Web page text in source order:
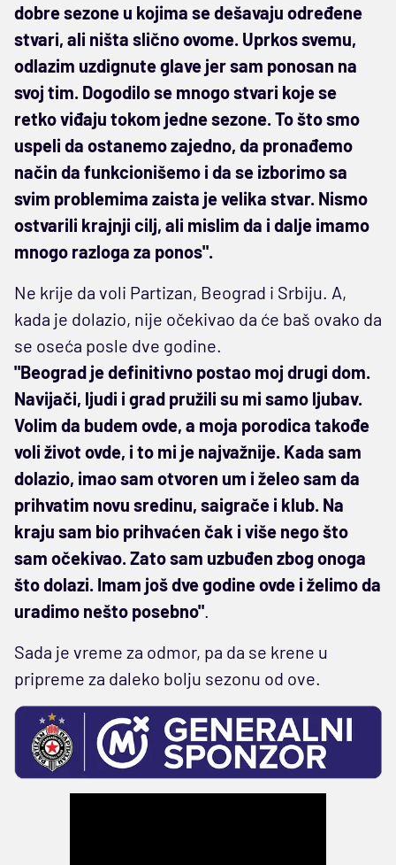
dobre sezone u kojima se dešavaju određene
stvari, ali ništa slično ovome. Uprkos svemu,
odlazim uzdignute glave jer sam ponosan na
svoj tim. Dogodilo se mnogo stvari koje se
retko viđaju tokom jedne sezone. To što smo
uspeli da ostanemo zajedno, da pronađemo
način da funkcionišemo i da se izborimo sa
svim problemima zaista je velika stvar. Nismo
ostvarili krajnji cilj, ali mislim da i dalje imamo
mnogo razloga za ponos".
Ne krije da voli Partizan, Beograd i Srbiju. A,
kada je dolazio, nije očekivao da će baš ovako da
se oseća posle dve godine.
"Beograd je definitivno postao moj drugi dom.
Navijači, ljudi i grad pružili su mi samo ljubav.
Volim da budem ovde, a moja porodica takođe
voli život ovde, i to mi je najvažnije. Kada sam
dolazio, imao sam otvoren um i želeo sam da
prihvatim novu sredinu, saigrače i klub. Na
kraju sam bio prihvaćen čak i više nego što
sam očekivao. Zato sam uzbuđen zbog onoga
što dolazi. Imam još dve godine ovde i želimo da
uradimo nešto posebno".
Sada je vreme za odmor, pa da se krene u
pripreme za daleko bolju sezonu od ove.